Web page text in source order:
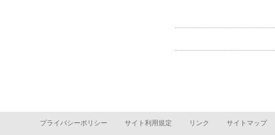
プライバシーポリシー サイト利用規定 リンク サイトマップ